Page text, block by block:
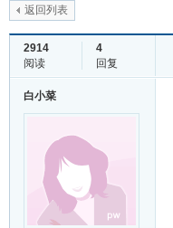
返回列表
2914
阅读
4
回复
白小菜